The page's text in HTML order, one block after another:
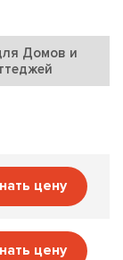
Домов и
цену
цену